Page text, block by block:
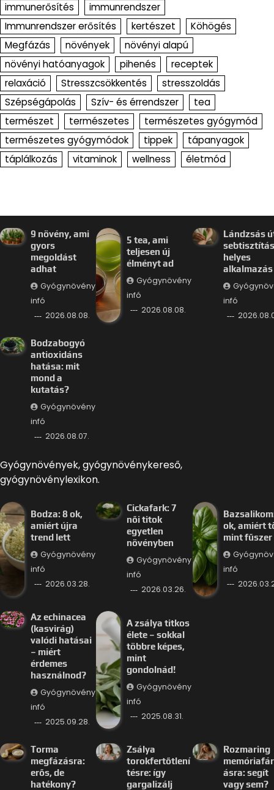
immunerősítés
immunrendszer
Immunrendszer erősítés
kertészet
Köhögés
Megfázás
növények
növényi alapú
növényi hatóanyagok
pihenés
receptek
relaxáció
Stresszcsökkentés
stresszoldás
Szépségápolás
Szív- és érrendszer
tea
természet
természetes
természetes gyógymód
természetes gyógymódok
tippek
tápanyagok
táplálkozás
vitaminok wellness életmód
9 növény, ami
gyors
megoldást
adhat
Gyógynövény
infó
2026.08.08.
5 tea, ami
teljesen új
élményt ad
Gyógynövény
infó
2026.08.08.
Lándzsás
helyes
alkalmazás
infó
Bodzabogyó
antioxidáns
hatása: mit
mond a
kutatás?
Gyógynövény
infó
2026.08.07.
Gyógynövények, gyógynövénykereső,
gyógynövénylexikon.
Bodza: 8 ok,
amiért újra
trend lett
Gyógynövény
infó
2026.03.28.
Cickafark: 7
női titok
egyetlen
növényben
Gyógynövény
infó
2026.03.26.
ok, amiért
mint fűszer
infó
Az echinacea
(kasvirág)
valódi hatásai
– miért
érdemes
használnod?
Gyógynövény
infó
2025.09.28.
A zsálya titkos
élete – sokkal
többre képes,
mint
gondolnád!
Gyógynövény
infó
2025.08.31.
Torma
megfázásra:
erős, de
hatékony?
Zsálya
torokfertőtlení
tésre: így
gargalizálj
Rozmaring
ásra: segít
vagy sem?